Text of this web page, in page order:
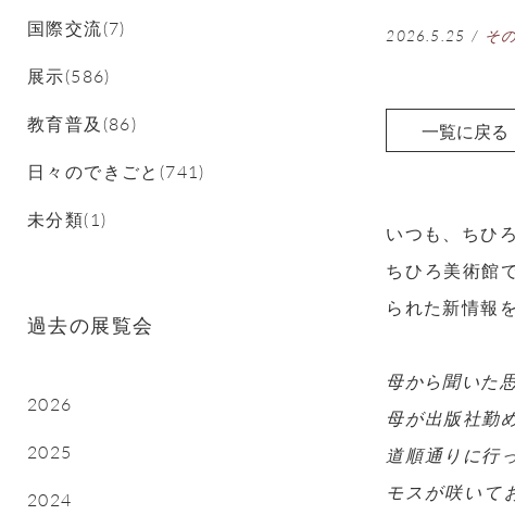
2026.5.25 / そ
一覧に戻る
いつも、ちひ
ちひろ美術館
られた新情報
母から聞いた
母が出版社勤
道順通りに行
モスが咲いて
国際交流(7)
展示(586)
教育普及(86)
日々のできごと(741)
未分類(1)
過去の展覧会
2026
2025
2024